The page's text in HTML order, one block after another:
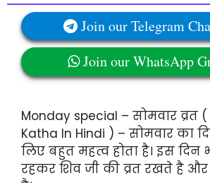
Join our Telegram
Join our WhatsApp
Monday special – सोमवार व्रत
Katha In Hindi ) – सोमवार का
लिए बहुत महत्व होता है। इस दिन
रहकर शिव जी की व्रत रखते है